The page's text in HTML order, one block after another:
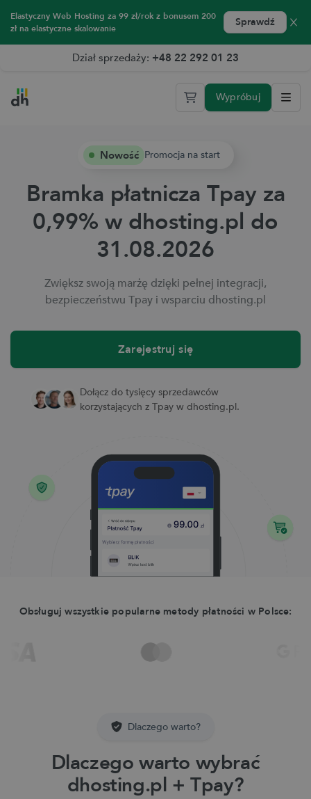
Elastyczny Web Hosting za 99 zł/rok z bonusem 200
zł na elastyczne skalowanie
Sprawdź
Dział sprzedaży: +48 22 292 01 23
Wypróbuj
Nowość Promocja na start
Bramka płatnicza Tpay za
0,99% w dhosting.pl do
31.08.2026
Zwiększ swoją marżę dzięki pełnej integracji,
bezpieczeństwu Tpay i wsparciu dhosting.pl
Zarejestruj się
Dołącz do tysięcy sprzedawców
korzystających z Tpay w dhosting.pl.
Obsługuj wszystkie popularne metody płatności w Polsce:
Dlaczego warto?
Dlaczego warto wybrać
dhosting.pl + Tpay?